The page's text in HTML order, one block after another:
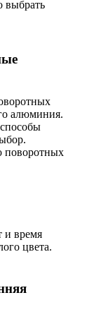
выбрать
алюминия.
поворотных
и время
цвета.